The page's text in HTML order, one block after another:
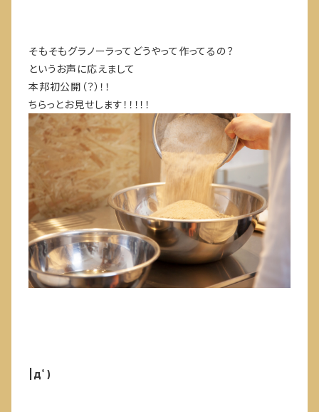
そもそもグラノーラってどうやって作ってるの？
というお声に応えまして
本邦初公開（？）！！
ちらっとお見せします！！！！！
|дﾟ)